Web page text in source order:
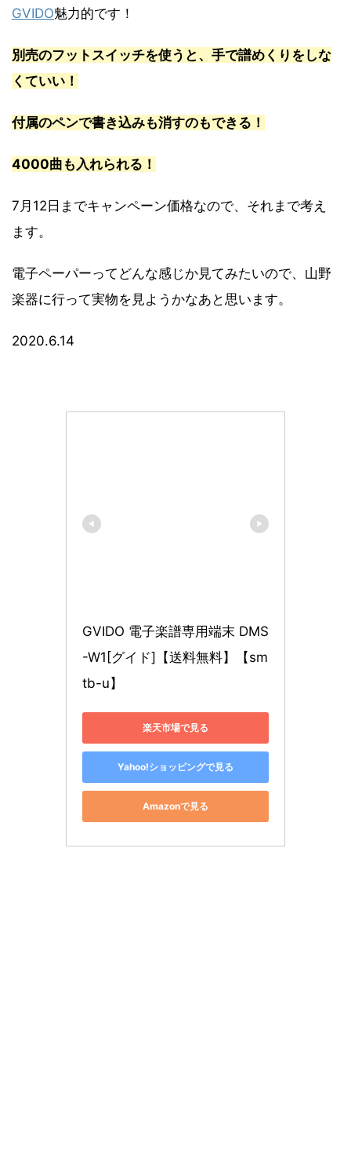
GVIDO魅力的です！
別売のフットスイッチを使うと、手で譜めくりをしな
くていい！
付属のペンで書き込みも消すのもできる！
4000曲も入れられる！
7月12日までキャンペーン価格なので、それまで考え
ます。
電子ペーパーってどんな感じか見てみたいので、山野
楽器に行って実物を見ようかなあと思います。
2020.6.14
GVIDO 電子楽譜専用端末 DMS
-W1[グイド]【送料無料】【sm
tb-u】
楽天市場で見る
Yahoo!ショッピングで見る
Amazonで見る